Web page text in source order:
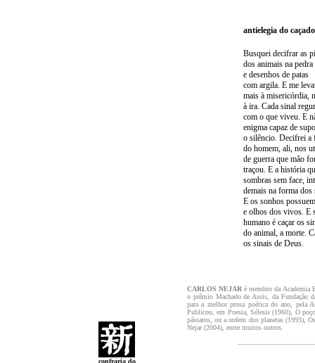
antielegia do
Busquei decifrar as
dos animais na pedra
e desenhos de patas
com argila. E me
mais à misericórdia,
à ira. Cada sinal
com o que viveu. E
enigma capaz de
o silêncio. Decifrei a
do homem, ali, nos
de guerra que mão
traçou. E a história
sombras sem face,
demais na forma dos
E os sonhos
e olhos dos vivos. E
humano é caçar os
do animal, a morte.
os sinais de Deus.
CARLOS NEJAR é membro da Academia
o prêmio Machado de Assis, da Fundação
para a melhor prosa poética do ano, pela
Publicou, em Poesia, Sélesis (1960), O
pássaros, ou a ordem dos planetas (1993),
Nejar (2004), entre muitos outros.
confraria do